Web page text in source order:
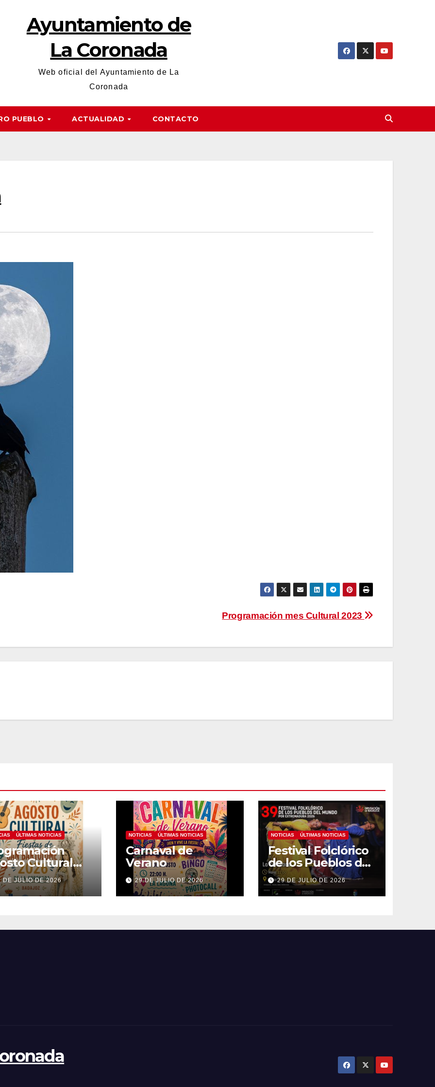
Ayuntamiento de
La Coronada
Web oficial del Ayuntamiento de La
Coronada
PUEBLO ACTUALIDAD CONTACTO
Programación mes Cultural 2023
ÚLTIMAS NOTICIAS
Cultural
DE JULIO DE 2026
NOTICIAS ÚLTIMAS NOTICIAS
Carnaval de
Verano
29 DE JULIO DE 2026
NOTICIAS ÚLTIMAS NOTICIAS
Festival Folclórico
de los Pueblos del
Mundo
29 DE JULIO DE 2026